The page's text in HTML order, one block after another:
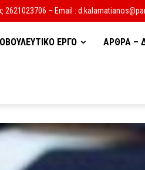
2621023706 – Email :
ΕΡΓΟ ΑΡΘΡΑ –